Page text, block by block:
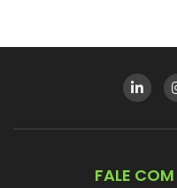
FALE